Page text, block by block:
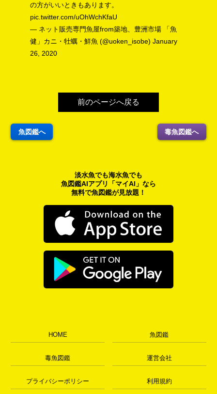
の方がいいときもあります。
pic.twitter.com/uOhWchKfaU
— ネット販売専門魚屋from築地、豊洲市場 「魚
健」カニ・牡蠣・鮮魚 (@uoken_isobe)January
26, 2020
前のページへ戻る
魚図鑑へ 毒魚図鑑へ
淡水魚でも海水魚でも
魚図鑑AIアプリ「マイAI」なら
無料で魚図鑑が見放題！
HOME 魚図鑑
毒魚図鑑 運営会社
プライバシーポリシー 利用規約